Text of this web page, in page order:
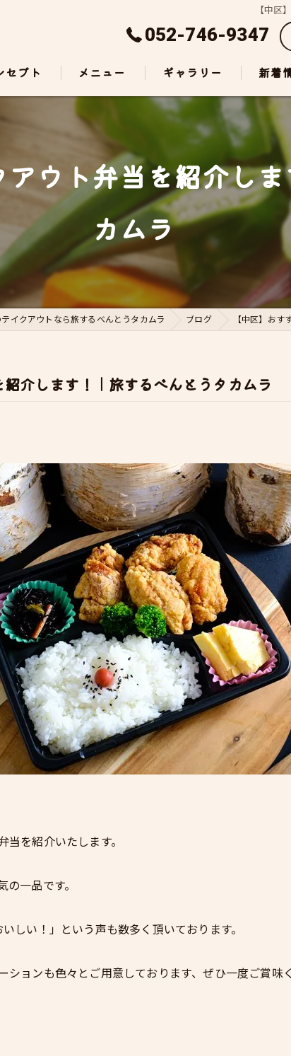
【中区
052-746-9347
セプト メニュー ギャラリー 新着
アウト弁当を紹介し
カムラ
テイクアウトなら旅するべんとうタカムラ ブログ 【中区】お
介します！｜旅するべんとうタカムラ
を紹介いたします。
一品です。
しい！」という声も数多く頂いております。
ョンも色々とご用意しております、ぜひ一度ご賞味